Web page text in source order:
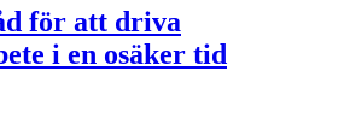
för att driva
i en osäker tid